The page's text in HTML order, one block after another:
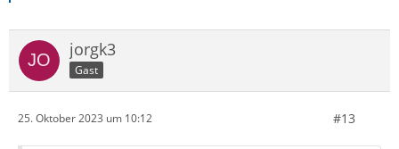
jorgk3
Gast
25. Oktober 2023 um 10:12 #13